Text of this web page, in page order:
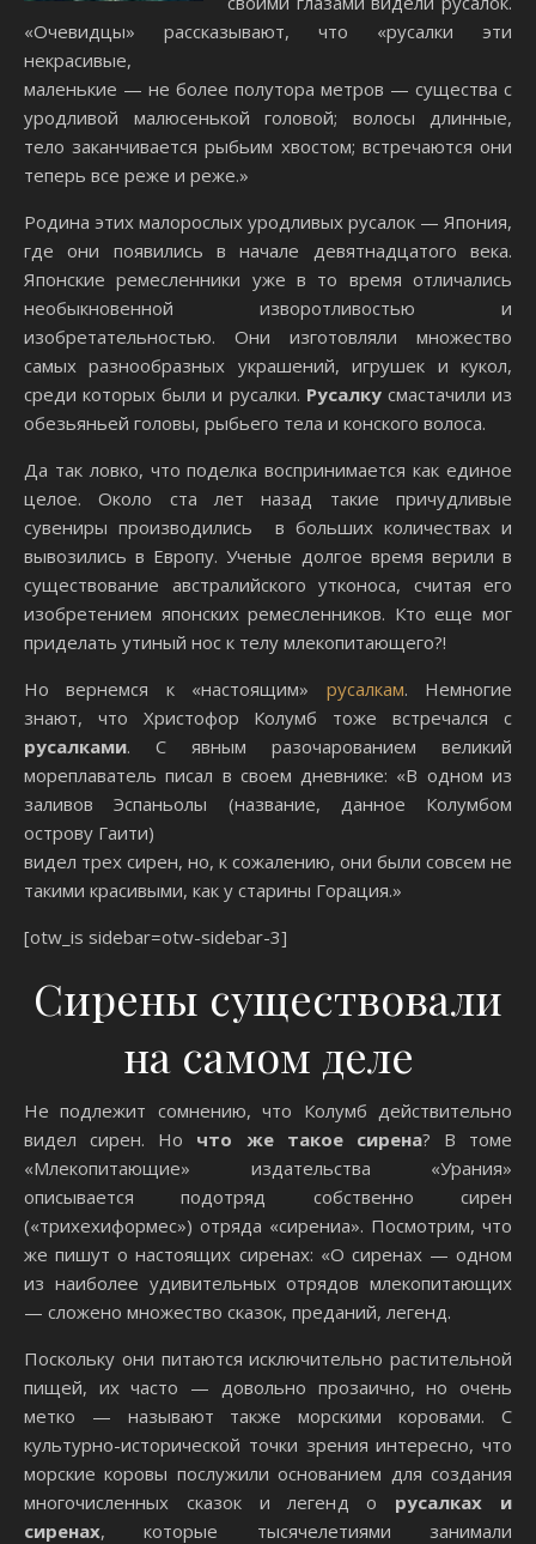
«Очевидцы» рассказывают, что «русалки эти
некрасивые,
маленькие — не более полутора метров — существа с
уродливой малюсенькой головой; волосы длинные,
тело заканчивается рыбьим хвостом; встречаются они
теперь все реже и реже.»
Родина этих малорослых уродливых русалок — Япония,
где они появились в начале девятнадцатого века.
Японские ремесленники уже в то время отличались
необыкновенной изворотливостью и
изобретательностью. Они изготовляли множество
самых разнообразных украшений, игрушек и кукол,
среди которых были и русалки. Русалкусмастачили из
обезьяньей головы, рыбьего тела и конского волоса.
Да так ловко, что поделка воспринимается как единое
целое. Около ста лет назад такие причудливые
сувениры производились в больших количествах и
вывозились в Европу. Ученые долгое время верили в
существование австралийского утконоса, считая его
изобретением японских ремесленников. Кто еще мог
приделать утиный нос к телу млекопитающего?!
Но вернемся к «настоящим» русалкам. Немногие
знают, что Христофор Колумб тоже встречался с
русалками. С явным разочарованием великий
мореплаватель писал в своем дневнике: «В одном из
заливов Эспаньолы (название, данное Колумбом
острову Гаити)
видел трех сирен, но, к сожалению, они были совсем не
такими красивыми, как у старины Горация.»
[otw_is sidebar=otw-sidebar-3]
Сирены существовали
на самом деле
Не подлежит сомнению, что Колумб действительно
видел сирен. Но что же такое сирена? В томе
«Млекопитающие» издательства «Урания»
описывается подотряд собственно сирен
(«трихехиформес») отряда «сирениа». Посмотрим, что
же пишут о настоящих сиренах: «О сиренах — одном
из наиболее удивительных отрядов млекопитающих
— сложено множество сказок, преданий, легенд.
Поскольку они питаются исключительно растительной
пищей, их часто — довольно прозаично, но очень
метко — называют также морскими коровами. С
культурно-исторической точки зрения интересно, что
морские коровы послужили основанием для создания
многочисленных сказок и легенд о русалках и
сиренах, которые тысячелетиями занимали